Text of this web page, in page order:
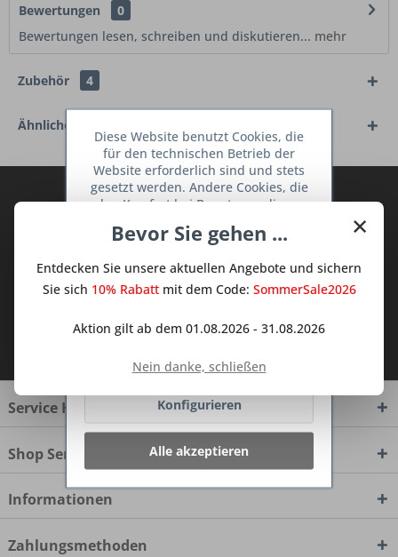
Bewertungen
0
Bewertungen lesen, schreiben und diskutieren... mehr
Zubehör 4
Ähnliche Artikel
Abonnieren Sie den kostenlosen Deine
Sie keine Neuigkeit oder Aktion mehr aus
Ich habe dieDatenschutzbestimmungen
Service Hotline
Shop Service
Informationen
Zahlungsmethoden
×
Bevor Sie gehen ...
Entdecken Sie unsere aktuellen Angebote und sichern
Sie sich 10% Rabattmit dem Code: SommerSale2026
Aktion gilt ab dem 01.08.2026 - 31.08.2026
Nein danke, schließen
Diese Website benutzt Cookies, die
für den technischen Betrieb der
Website erforderlich sind und stets
gesetzt werden. Andere Cookies, die
den Komfort bei Benutzung dieser
dienen oder die Interaktion mit
Netzwerken vereinfachen sollen,
werden nur mit Ihrer Zustimmung
Ablehnen
Konfigurieren
Alle akzeptieren